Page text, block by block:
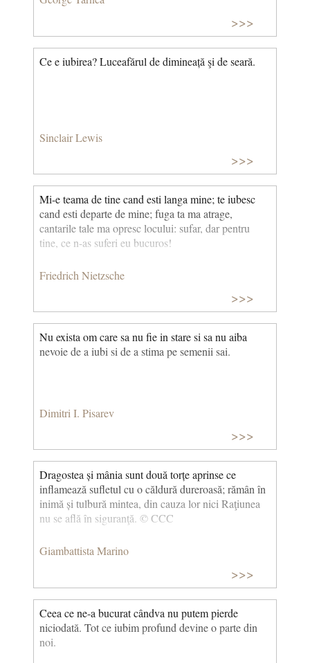
răspuns)
Te voi veghea supus. (Înalta fidelitate)
>>>
Ce e iubirea? Luceafărul de dimineață şi de seară.
Sinclair Lewis
>>>
Mi-e teama de tine cand esti langa mine; te iubesc
cand esti departe de mine; fuga ta ma atrage,
cantarile tale ma opresc locului: sufar, dar pentru
tine, ce n-as suferi eu bucuros!
Friedrich Nietzsche
>>>
Nu exista om care sa nu fie in stare si sa nu aiba
nevoie de a iubi si de a stima pe semenii sai.
Dimitri I. Pisarev
>>>
Dragostea și mânia sunt două torțe aprinse ce
inflamează sufletul cu o căldură dureroasă; rămân în
inimă și tulbură mintea, din cauza lor nici Raţiunea
nu se află în siguranţă. © CCC
Giambattista Marino
>>>
Ceea ce ne-a bucurat cândva nu putem pierde
niciodată. Tot ce iubim profund devine o parte din
noi.